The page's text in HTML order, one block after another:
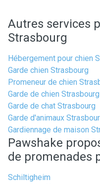
Autres services
Strasbourg
Hébergement pour chien
Garde chien Strasbourg
Promeneur de chien
Garde de chien Strasbourg
Garde de chat Strasbourg
Garde d'animaux
Gardiennage de maison
Pawshake
de promenades
Schiltigheim